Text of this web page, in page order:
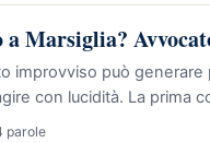
Marsiglia?
improvviso può
con lucidità. La prima
parole